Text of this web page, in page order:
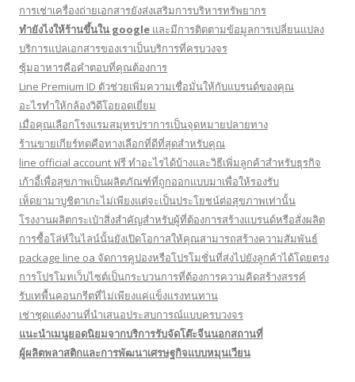
การเช่าเครื่องถ่ายเอกสารยังส่งเสริมการบริหารทรัพยากร
ทํายังไงให้ร้านขึ้นใน google และมีการติดตามข้อมูลการเปลี่ยนแปลง
บริการแปลเอกสารของเราเป็นบริการที่ครบวงจร
ซุ้มอาหารคือคำตอบที่คุณต้องการ
Line Premium ID ตัวช่วยเพิ่มความเชื่อมั่นให้กับแบรนด์ของคุณ
อะไรทำให้กล้องวิดีโอยอดเยี่ยม
เมื่อคุณเลือกโรงแรมสมุทรปราการเป็นจุดหมายปลายทาง
ร้านขายเกียร์ทดคือทางเลือกที่ดีที่สุดสำหรับคุณ
line official account ฟรี ทําอะไรได้บ้างและวิธีเพิ่มลูกค้าสำหรับธุรกิจ
เก้าอี้เพื่อสุขภาพเป็นผลิตภัณฑ์ที่ถูกออกแบบมาเพื่อให้รองรับ
เห็ดยามาบูชิตาเกะไม่เพียงแต่จะเป็นประโยชน์ต่อสุขภาพเท่านั้น
โรงงานผลิตกระเป๋าสิ่งสำคัญสำหรับผู้ที่ต้องการสร้างแบรนด์หรือสั่งผลิต
การซื้อโล่ห์ในไลน์นั้นยังเปิดโอกาสให้คุณสามารถสร้างความสัมพันธ์
package line oa จัดการคูปองหรือโปรโมชั่นที่ส่งไปยังลูกค้าได้โดยตรง
การโปรโมทเว็บไซต์เป็นกระบวนการที่ต้องการความคิดสร้างสรรค์
รับเทพื้นคอนกรีตที่ไม่เพียงแค่แข็งแรงทนทาน
เช่าชุดแต่งงานที่นำเสนอประสบการณ์แบบครบวงจร
แนะนำเมนูยอดนิยมจากบริการรับจัดโต๊ะจีนนอกสถานที่
ผู้ผลิตพลาสติกและการพัฒนาเศรษฐกิจแบบหมุนเวียน